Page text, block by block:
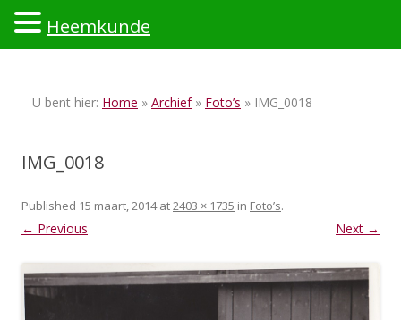
U bent hier: Home » Archief» Foto’s » IMG_0018
IMG_0018
Published 15 maart, 2014at2403 × 1735 in Foto’s.
← Previous Next →
Heemkunde